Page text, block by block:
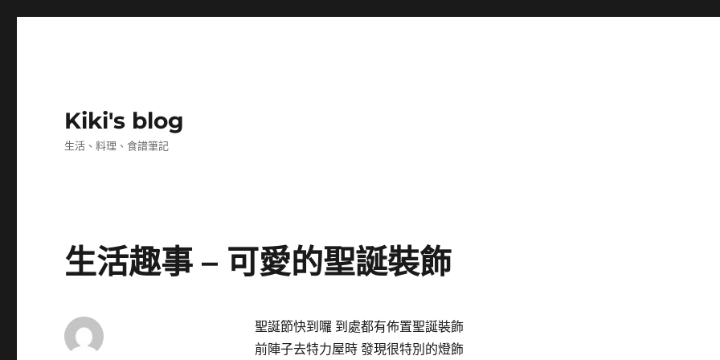
Kiki's blog
生活、料理、食譜筆記
生活趣事 – 可愛的聖誕裝飾
聖誕節快到囉 到處都有佈置聖誕裝飾
前陣子去特力屋時 發現很特別的燈飾